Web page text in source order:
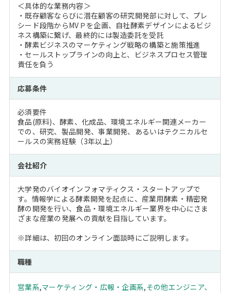
＜具体的な業務内容＞
・既存顧客ならびに潜在顧客の研究開発部に対して、プレ
シード段階からMVＰを企画、自社酵素デザインによるビジ
ネス構築に繋げ、最終的には製造委託を受託
・酵素ビジネスのマーケティング戦略の構築と施策推進
・セールストップラインの向上と、ビジネスプロセス管理
責任を負う
応募条件
必須要件
食品(原料)、酵素、化成品、環境エネルギー関連メーカー
での、研究、製品開発、事業開発、あるいはテクニカルセ
ールスの実務経験（3年以上）
会社紹介
大学発のバイオインフォマティクス・スタートアップで
す。情報学による酵素開発を起点に、産業用酵素・精密発
酵の開発を行い、食品・環境エネルギー業界を中心にさま
ざまな産業の発展への貢献を目指しています。
※詳細は、初回のオンライン面談時にご説明します。
職種
営業系,マーケティング・広報・企画系,その他エンジニア、